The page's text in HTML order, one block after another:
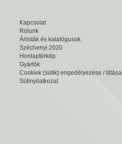
Kapcsolat
Rólunk
Árlisták és katalógusok
Széchenyi 2020
Honlaptérkép
Gyártók
Cookiek (sütik) engedélyezése / tiltása
Sütinyilatkozat